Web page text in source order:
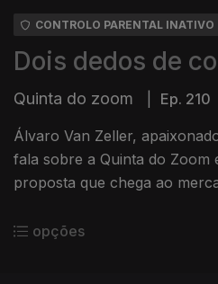
CONTROLO PARENTAL INATIVO
Dois dedos de
Quinta do zoom Ep. 210
Álvaro Van Zeller,
fala sobre a Quinta do Zoom
proposta que chega ao
opções